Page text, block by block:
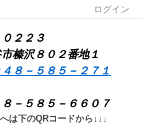
ログイン
０２２３
市榛沢８０２番地１
８－５８５－２７１
－５８５－６６０７
は下のQRコードから↓↓↓